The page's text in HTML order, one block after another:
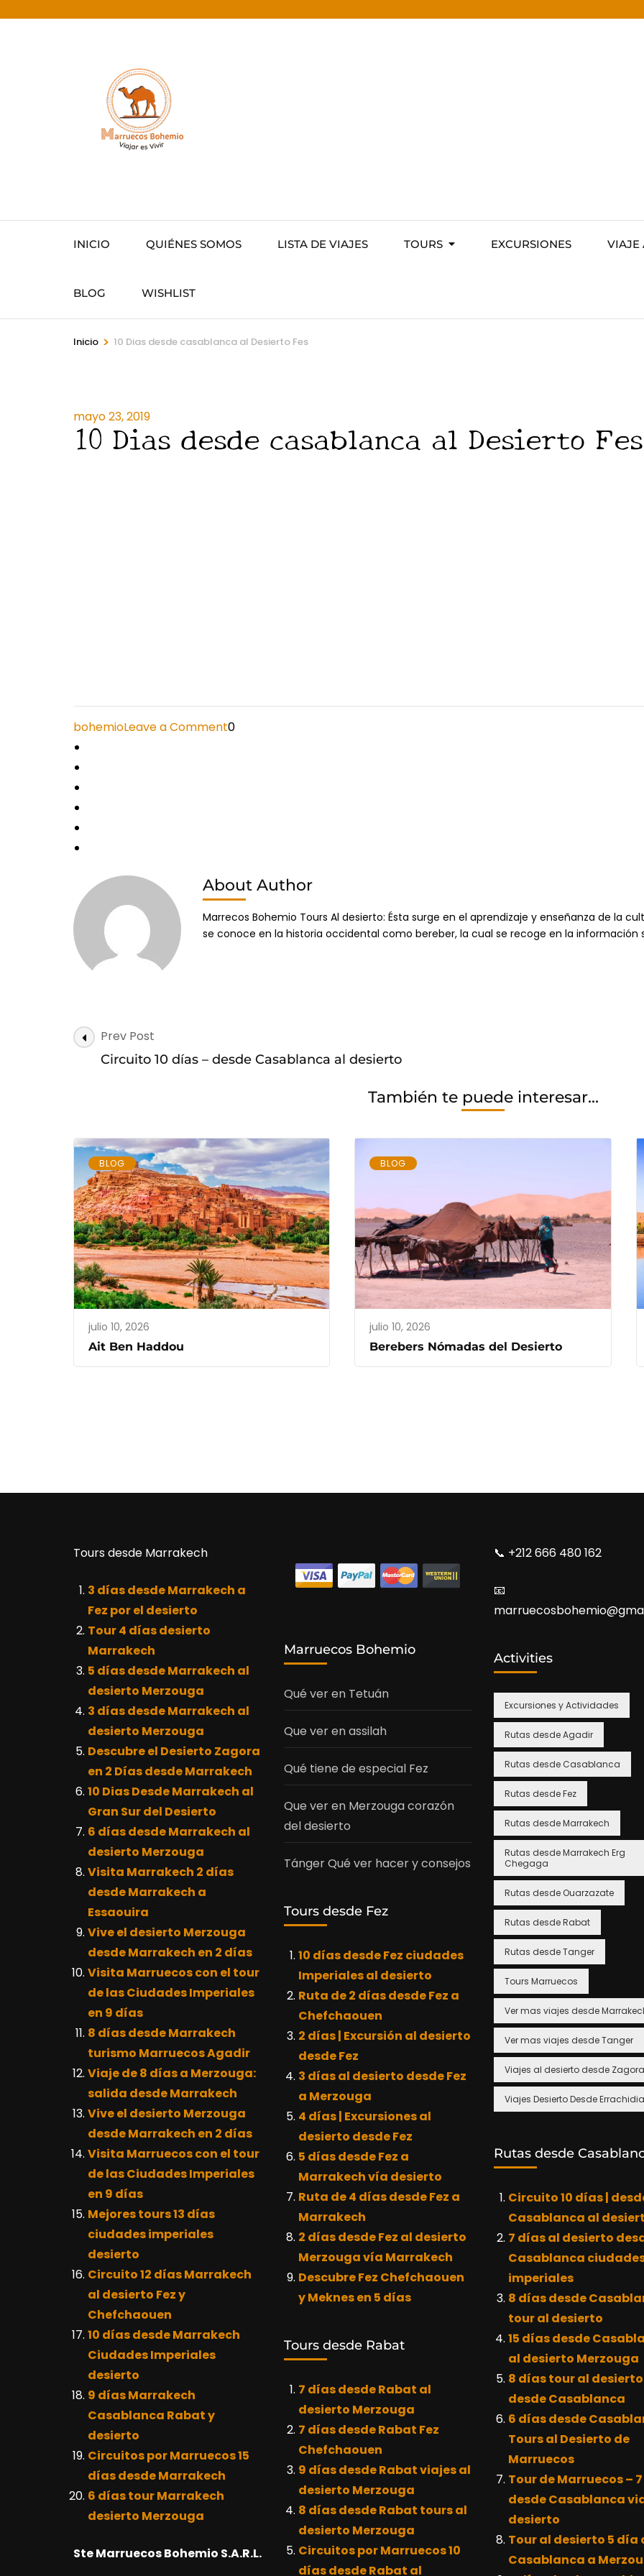
INICIO QUIÉNES SOMOS LISTA DE VIAJES TOURS EXCURSIONES VIAJE
BLOG WISHLIST
Inicio > 10 Dias desde casablanca al Desierto Fes
mayo 23, 2019
10 Dias desde casablanca al Desierto Fes
bohemioLeave a Commenton
0
About Author
Marrecos Bohemio Tours Al desierto: Ésta surge en el aprendizaje y enseñanza de la
se conoce en la historia occidental como bereber, la cual se recoge en la información
Post
Navigation
Prev Post
Circuito 10 días – desde Casablanca al desierto
También te puede interesar...
BLOG
julio 10, 2026
Ait Ben Haddou
BLOG
julio 10, 2026
Berebers Nómadas del Desierto
Tours desde Marrakech
3 días desde Marrakech a
Fez por el desierto
Tour 4 días desierto
Marrakech
5 días desde Marrakech al
desierto Merzouga
3 días desde Marrakech al
desierto Merzouga
Descubre el Desierto Zagora
en 2 Días desde Marrakech
10 Dias Desde Marrakech al
Gran Sur del Desierto
6 días desde Marrakech al
desierto Merzouga
Visita Marrakech 2 días
desde Marrakech a
Essaouira
Vive el desierto Merzouga
desde Marrakech en 2 días
Visita Marruecos con el tour
de las Ciudades Imperiales
en 9 días
8 días desde Marrakech
turismo Marruecos Agadir
Viaje de 8 días a Merzouga:
salida desde Marrakech
Vive el desierto Merzouga
desde Marrakech en 2 días
Visita Marruecos con el tour
de las Ciudades Imperiales
en 9 días
Mejores tours 13 días
ciudades imperiales
desierto
Circuito 12 días Marrakech
al desierto Fez y
Chefchaouen
10 días desde Marrakech
Ciudades Imperiales
desierto
9 días Marrakech
Casablanca Rabat y
desierto
Circuitos por Marruecos 15
días desde Marrakech
6 días tour Marrakech
desierto Merzouga
Ste Marruecos Bohemio S.A.R.L.
Marruecos Bohemio
Qué ver en Tetuán
Que ver en assilah
Qué tiene de especial Fez
Que ver en Merzouga corazón
del desierto
Tánger Qué ver hacer y consejos
Tours desde Fez
10 días desde Fez ciudades
Imperiales al desierto
Ruta de 2 días desde Fez a
Chefchaouen
2 días | Excursión al desierto
desde Fez
3 días al desierto desde Fez
a Merzouga
4 días | Excursiones al
desierto desde Fez
5 días desde Fez a
Marrakech vía desierto
Ruta de 4 días desde Fez a
Marrakech
2 días desde Fez al desierto
Merzouga vía Marrakech
Descubre Fez Chefchaouen
y Meknes en 5 días
Tours desde Rabat
7 días desde Rabat al
desierto Merzouga
7 días desde Rabat Fez
Chefchaouen
9 días desde Rabat viajes al
desierto Merzouga
8 días desde Rabat tours al
desierto Merzouga
Circuitos por Marruecos 10
días desde Rabat al
📞​ +212 666 480 162
📧​
Activities
Excursiones y Actividades
Rutas desde Agadir
Rutas desde Casablanca
Rutas desde Fez
Rutas desde Marrakech
Rutas desde Marrakech Erg
Chegaga
Rutas desde Ouarzazate
Rutas desde Rabat
Rutas desde Tanger
Tours Marruecos
Ver mas viajes desde
Ver mas viajes desde Tanger
Viajes al desierto desde Zagora
Viajes Desierto Desde Errachidia
Rutas desde
Circuito 10 días |
Casablanca al
7 días al desierto
Casablanca
imperiales
8 días desde
tour al desierto
15 días desde
al desierto Merzouga
8 días tour al desierto
desde Casablanca
6 días desde
Tours al Desierto de
Marruecos
Tour de Marruecos –
desde Casablanca
desierto
Tour al desierto 5 día
Casablanca a